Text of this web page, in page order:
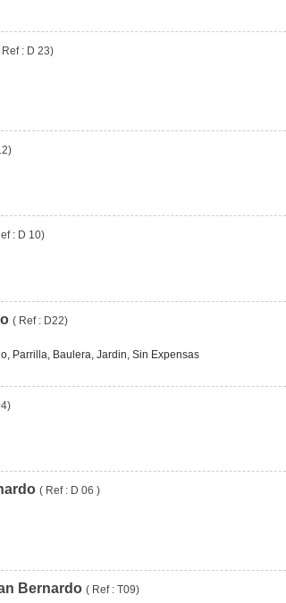
Ref : D 23)
: D 10)
( Ref : D22)
Parrilla, Baulera, Jardin, Sin Expensas
( Ref : D 06 )
Bernardo ( Ref : T09)